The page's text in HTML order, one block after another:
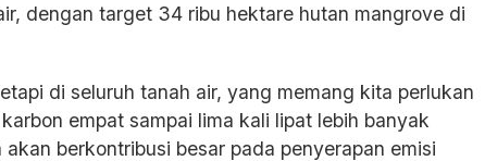
dengan target 34 ribu hektare hutan mangrove di
di seluruh tanah air, yang memang kita perlukan
empat sampai lima kali lipat lebih banyak
berkontribusi besar pada penyerapan emisi